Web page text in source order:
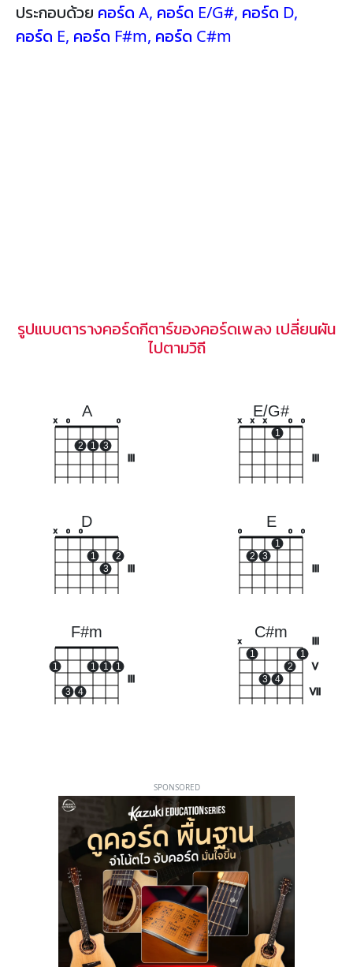
ประกอบด้วย คอร์ด A, คอร์ด E/G#, คอร์ด D,
คอร์ด E, คอร์ด F#m, คอร์ด C#m
รูปแบบตารางคอร์ดกีตาร์ของคอร์ดเพลง เปลี่ยนผัน
ไปตามวิถี
A
x o
2 1 3
o
E/G#
x x x
1
o o
D
x o o
1
3
2
E
o
2 3
1
o o
F#m
1
3 4
1 1 1
C#m
V
VII
x
1
3 4
2
1
SPONSORED